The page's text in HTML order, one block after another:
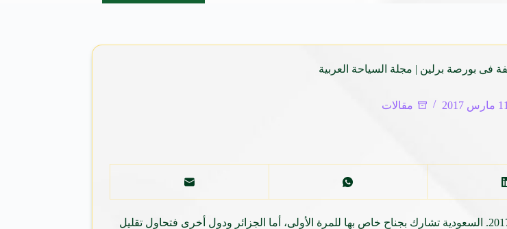
فى بورصة برلين | مجلة السياحة العربية
11 مارس 2017 مقالات
رغم الأزمات السياسية المستعصية، يشارك العرب بقوة في معرض برلين الدولي للسياحة 2017. السعودية تشارك بجناح خاص بها للمرة الأولى، أما الجزائر ودول أخرى فتحاول تقليل